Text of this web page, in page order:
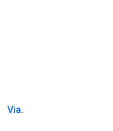
Via.